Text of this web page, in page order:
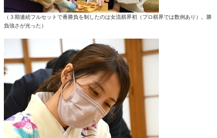
（３期連続フルセットで番勝負を制したのは女流棋界初（プロ棋界では数例あり）。勝
負強さが光った）